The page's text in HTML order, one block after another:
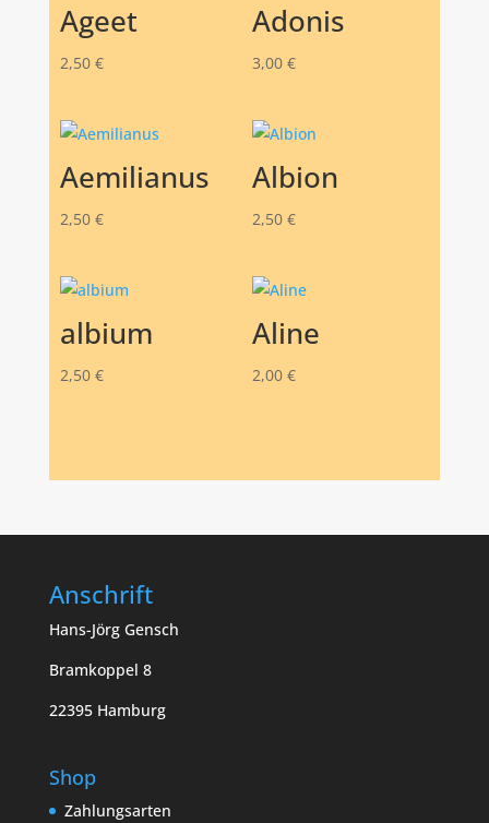
Ageet
2,50 €
Adonis
3,00 €
Aemilianus
2,50 €
Albion
2,50 €
albium
2,50 €
Aline
2,00 €
Anschrift
Hans-Jörg Gensch
Bramkoppel 8
22395 Hamburg
Shop
Zahlungsarten